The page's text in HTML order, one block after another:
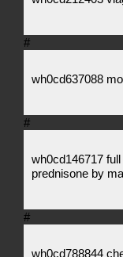
#
wh0cd637088
#
wh0cd146717
prednisone by
#
wh0cd788844